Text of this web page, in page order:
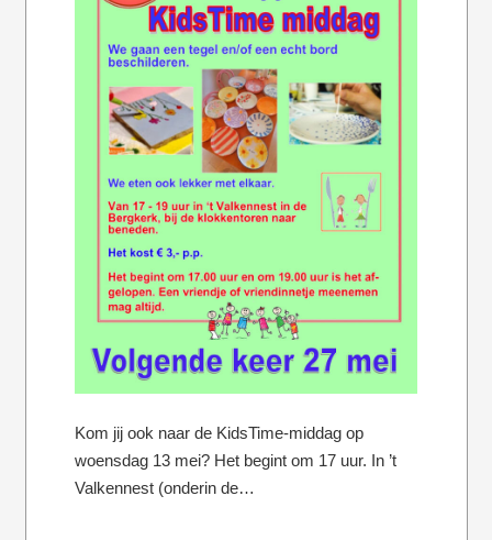
Kom jij ook naar de KidsTime-middag op
woensdag 13 mei? Het begint om 17 uur. In ’t
Valkennest (onderin de…